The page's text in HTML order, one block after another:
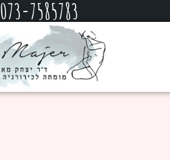
073-7585783